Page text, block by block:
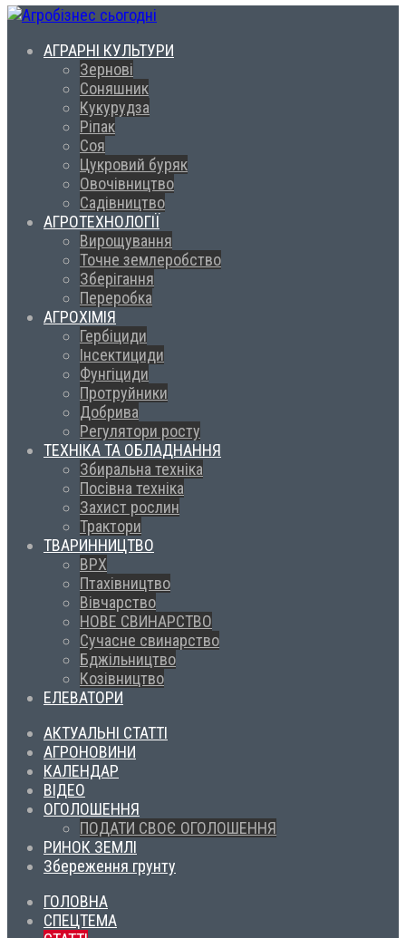
АГРАРНІ КУЛЬТУРИ
Зернові
Соняшник
Кукурудза
Ріпак
Соя
Цукровий буряк
Овочівництво
Садівництво
АГРОТЕХНОЛОГІЇ
Вирощування
Точне землеробство
Зберігання
Переробка
АГРОХІМІЯ
Гербіциди
Інсектициди
Фунгіциди
Протруйники
Добрива
Регулятори росту
ТЕХНІКА ТА ОБЛАДНАННЯ
Збиральна техніка
Посівна техніка
Захист рослин
Трактори
ТВАРИННИЦТВО
ВРХ
Птахівництво
Вівчарство
НОВЕ СВИНАРСТВО
Сучасне свинарство
Бджільництво
Козівництво
ЕЛЕВАТОРИ
АКТУАЛЬНІ СТАТТІ
АГРОНОВИНИ
КАЛЕНДАР
ВІДЕО
ОГОЛОШЕННЯ
ПОДАТИ СВОЄ ОГОЛОШЕННЯ
РИНОК ЗЕМЛІ
Збереження грунту
ГОЛОВНА
СПЕЦТЕМА